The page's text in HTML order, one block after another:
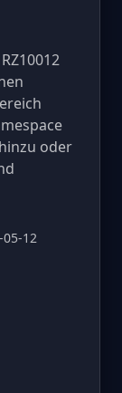
oder
05-12